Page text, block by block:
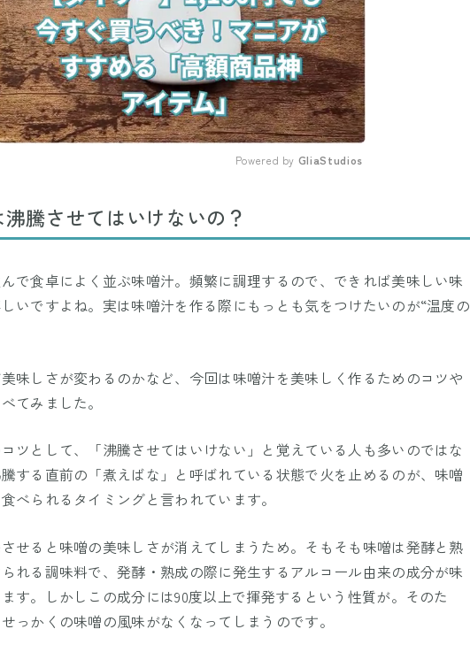
Powered by GliaStudios
騰させてはいけないの？
で食卓によく並ぶ味噌汁。頻繁に調理するので、できれば美味しい味
いですよね。実は味噌汁を作る際にもっとも気をつけたいのが“温度の
味しさが変わるのかなど、今回は味噌汁を美味しく作るためのコツや
てみました。
ツとして、「沸騰させてはいけない」と覚えている人も多いのではな
する直前の「煮えばな」と呼ばれている状態で火を止めるのが、味噌
べられるタイミングと言われています。
せると味噌の美味しさが消えてしまうため。そもそも味噌は発酵と熟
れる調味料で、発酵・熟成の際に発生するアルコール由来の成分が味
す。しかしこの成分には90度以上で揮発するという性質が。そのた
っかくの味噌の風味がなくなってしまうのです。